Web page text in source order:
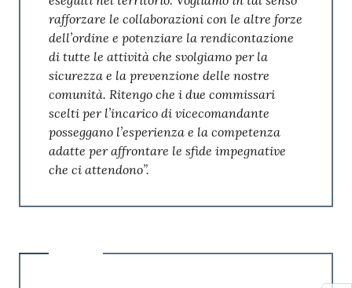
rafforzare le collaborazioni con le altre forze
dell’ordine e potenziare la rendicontazione
di tutte le attività che svolgiamo per la
sicurezza e la prevenzione delle nostre
comunità. Ritengo che i due commissari
scelti per l’incarico di vicecomandante
posseggano l’esperienza e la competenza
adatte per affrontare le sfide impegnative
che ci attendono”.